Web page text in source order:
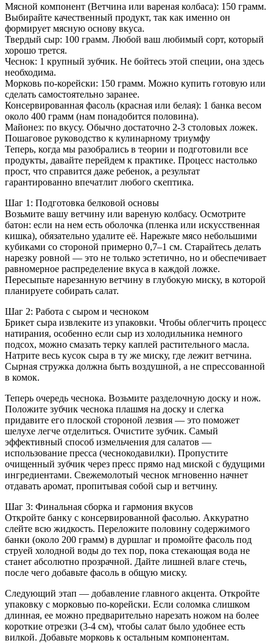
Мясной компонент (Ветчина или вареная колбаса): 150 грамм.
Выбирайте качественный продукт, так как именно он
формирует мясную основу вкуса.
Твердый сыр: 100 грамм. Любой ваш любимый сорт, который
хорошо трется.
Чеснок: 1 крупный зубчик. Не бойтесь этой специи, она здесь
необходима.
Морковь по-корейски: 150 грамм. Можно купить готовую или
сделать самостоятельно заранее.
Консервированная фасоль (красная или белая): 1 банка весом
около 400 грамм (нам понадобится половина).
Майонез: по вкусу. Обычно достаточно 2-3 столовых ложек.
Пошаговое руководство к кулинарному триумфу
Теперь, когда мы разобрались в теории и подготовили все
продукты, давайте перейдем к практике. Процесс настолько
прост, что справится даже ребенок, а результат
гарантированно впечатлит любого скептика.
Шаг 1: Подготовка белковой основы
Возьмите вашу ветчину или вареную колбасу. Осмотрите
батон: если на нем есть оболочка (пленка или искусственная
кишка), обязательно удалите её. Нарежьте мясо небольшими
кубиками со стороной примерно 0,7–1 см. Старайтесь делать
нарезку ровной — это не только эстетично, но и обеспечивает
равномерное распределение вкуса в каждой ложке.
Пересыпьте нарезанную ветчину в глубокую миску, в которой
планируете собирать салат.
Шаг 2: Работа с сыром и чесноком
Брикет сыра извлеките из упаковки. Чтобы облегчить процесс
натирания, особенно если сыр из холодильника немного
подсох, можно смазать терку каплей растительного масла.
Натрите весь кусок сыра в ту же миску, где лежит ветчина.
Сырная стружка должна быть воздушной, а не спрессованной
в комок.
Теперь очередь чеснока. Возьмите разделочную доску и нож.
Положите зубчик чеснока плашмя на доску и слегка
придавите его плоской стороной лезвия — это поможет
шелухе легче отделиться. Очистите зубчик. Самый
эффективный способ измельчения для салатов —
использование пресса (чеснокодавилки). Пропустите
очищенный зубчик через пресс прямо над миской с будущими
ингредиентами. Свежемолотый чеснок мгновенно начнет
отдавать аромат, пропитывая собой сыр и ветчину.
Шаг 3: Финальная сборка и гармония вкусов
Откройте банку с консервированной фасолью. Аккуратно
слейте всю жидкость. Переложите половину содержимого
банки (около 200 грамм) в дуршлаг и промойте фасоль под
струей холодной воды до тех пор, пока стекающая вода не
станет абсолютно прозрачной. Дайте лишней влаге стечь,
после чего добавьте фасоль в общую миску.
Следующий этап — добавление главного акцента. Откройте
упаковку с морковью по-корейски. Если соломка слишком
длинная, ее можно предварительно нарезать ножом на более
короткие отрезки (3-4 см), чтобы салат было удобнее есть
вилкой. Добавьте морковь к остальным компонентам.